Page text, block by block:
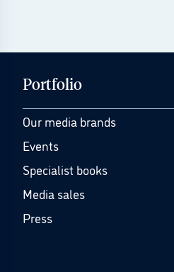
Portfolio
Our media brands
Events
Specialist books
Media sales
Press